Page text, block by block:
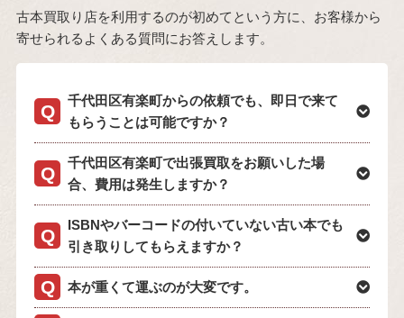
古本買取り店を利用するのが初めてという方に、お客様から
寄せられるよくある質問にお答えします。
千代田区有楽町からの依頼でも、即日で来て
もらうことは可能ですか？
千代田区有楽町で出張買取をお願いした場
合、費用は発生しますか？
ISBNやバーコードの付いていない古い本でも
引き取りしてもらえますか？
本が重くて運ぶのが大変です。